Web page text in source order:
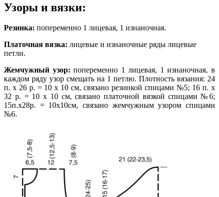
Узоры и вязки:
Резинка: попеременно 1 лицевая, 1 изнаночная.
Платочная вязка: лицевые и изнаночные ряды лицевые
петли.
Жемчужный узор: попеременно 1 лицевая, 1 изнаночная, в
каждом ряду узор смещать на 1 петлю. Плотность вязания: 24
п. х 26 р. = 10 х 10 см, связано резинкой спицами №5; 16 п. х
32 р. = 10 х 10 см, связано платочной вязкой спицами №6;
15п.х28р. = 10х10см, связано жемчужным узором спицами
№6.